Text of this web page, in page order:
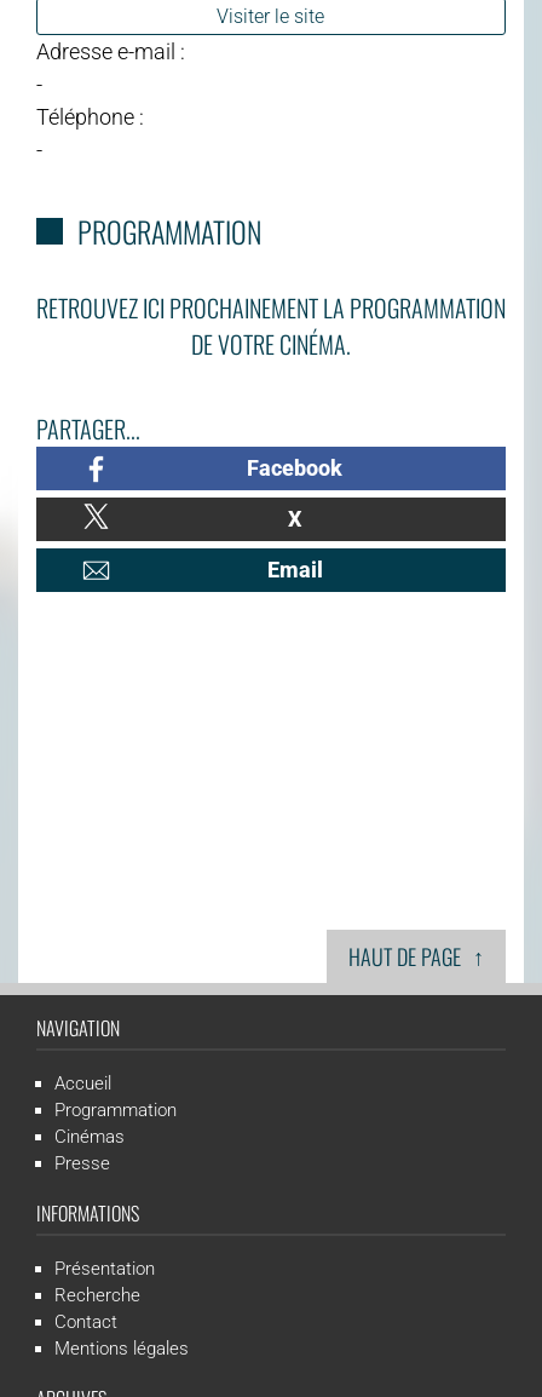
Visiter le site
Adresse e-mail :
-
Téléphone :
-
PROGRAMMATION
RETROUVEZ ICI PROCHAINEMENT LA PROGRAMMATION
DE VOTRE CINÉMA.
PARTAGER...
Facebook
X
Email
HAUT DE PAGE ↑
NAVIGATION
Accueil
Programmation
Cinémas
Presse
INFORMATIONS
Présentation
Recherche
Contact
Mentions légales